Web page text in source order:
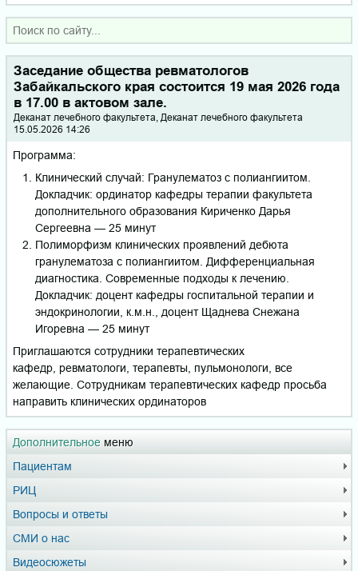
Дополнительное меню
Пациентам
РИЦ
Вопросы и ответы
СМИ о нас
Видеосюжеты
Заседание общества ревматологов
Забайкальского края состоится 19 мая 2026 года
в 17.00 в актовом зале.
Деканат лечебного факультета, Деканат лечебного факультета
15.05.2026 14:26
Программа:
Клинический случай: Гранулематоз с полиангиитом.
Докладчик: ординатор кафедры терапии факультета
дополнительного образования Кириченко Дарья
Сергеевна — 25 минут
Полиморфизм клинических проявлений дебюта
гранулематоза с полиангиитом. Дифференциальная
диагностика. Современные подходы к лечению.
Докладчик: доцент кафедры госпитальной терапии и
эндокринологии, к.м.н., доцент Щаднева Снежана
Игоревна — 25 минут
Приглашаются сотрудники терапевтических
кафедр, ревматологи, терапевты, пульмонологи, все
желающие. Сотрудникам терапевтических кафедр просьба
направить клинических ординаторов